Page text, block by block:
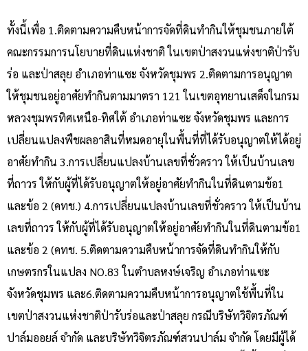
ทั้งนี้เพื่อ 1.ติดตามความคืบหน้าการจัดที่ดินทำกินให้ชุมชนภายใต้
คณะกรรมการนโยบายที่ดินแห่งชาติ ในเขตป่าสงวนแห่งชาติป่ารับ
ร่อ และป่าสลุย อำเภอท่าแซะ จังหวัดชุมพร 2.ติดตามการอนุญาต
ให้ชุมชนอยู่อาศัยทำกินตามมาตรา 121 ในเขตอุทยานเสด็จในกรม
หลวงชุมพรทิศเหนือ-ทิศใต้ อำเภอท่าแซะ จังหวัดชุมพร และการ
เปลี่ยนแปลงพืชผลอาสินที่หมดอายุในพื้นที่ที่ได้รับอนุญาตให้ได้อยู่
อาศัยทำกิน 3.การเปลี่ยนแปลงบ้านเลขที่ชั่วคราว ให้เป็นบ้านเลข
ที่ถาวร ให้กับผู้ที่ได้รับอนุญาตให้อยู่อาศัยทำกินในที่ดินตามข้อ1
และข้อ 2 (คทช.) 4.การเปลี่ยนแปลงบ้านเลขที่ชั่วคราว ให้เป็นบ้าน
เลขที่ถาวร ให้กับผู้ที่ได้รับอนุญาตให้อยู่อาศัยทำกินในที่ดินตามข้อ1
และข้อ 2 (คทช. 5.ติดตามความคืบหน้าการจัดที่ดินทำกินให้กับ
เกษตรกรในแปลง NO.83 ในตำบลหงษ์เจริญ อำเภอท่าแซะ
จังหวัดชุมพร และ6.ติดตามความคืบหน้าการอนุญาตใช้พื้นที่ใน
เขตป่าสงวนแห่งชาติป่ารับร่อและป่าสลุย กรณีบริษัทวิจิตรภัณฑ์
ปาล์มออยล์ จำกัด และบริษัทวิจิตรภัณฑ์สวนปาล์ม จำกัด โดยมีผู้ได้